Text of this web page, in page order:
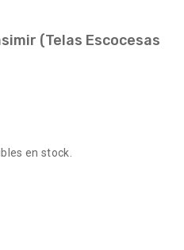
(Telas Escocesas
en stock.